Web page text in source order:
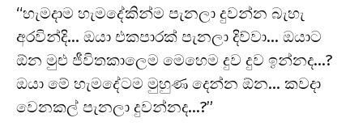
“හැමදාම හැමදේකින්ම පැනලා දුවන්න බැහැ
අරවින්දි… ඔයා එකපාරක් පැනලා දිව්වා… ඔයාට
ඕන මුළු ජීවිතකාලෙම මෙහෙම දුව දුව ඉන්නද…?
ඔයා මේ හැමදේටම මුහුණ දෙන්න ඕන… කවදා
වෙනකල් පැනලා දුවන්නද…?”